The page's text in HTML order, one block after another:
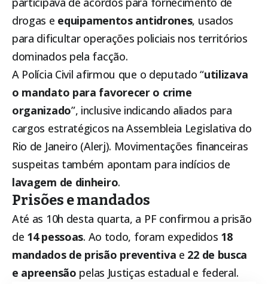
drogas e equipamentos antidrones, usados
para dificultar operações policiais nos territórios
dominados pela facção.
A Polícia Civil afirmou que o deputado “utilizava
o mandato para favorecer o crime
organizado”, inclusive indicando aliados para
cargos estratégicos na Assembleia Legislativa do
Rio de Janeiro (Alerj). Movimentações financeiras
suspeitas também apontam para indícios de
lavagem de dinheiro.
Prisões e mandados
Até as 10h desta quarta, a PF confirmou a prisão
de 14 pessoas. Ao todo, foram expedidos 18
mandados de prisão preventiva e 22 de busca
e apreensão pelas Justiças estadual e federal.